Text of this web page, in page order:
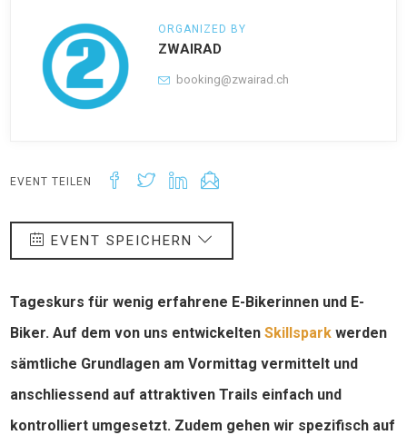
ORGANIZED BY
ZWAIRAD
booking@zwairad.ch
EVENT TEILEN
EVENT SPEICHERN
Tageskurs für wenig erfahrene E-Bikerinnen und E-
Biker. Auf dem von uns entwickeltenSkillspark werden
sämtliche Grundlagen am Vormittag vermittelt und
anschliessend auf attraktiven Trails einfach und
kontrolliert umgesetzt. Zudem gehen wir spezifisch auf